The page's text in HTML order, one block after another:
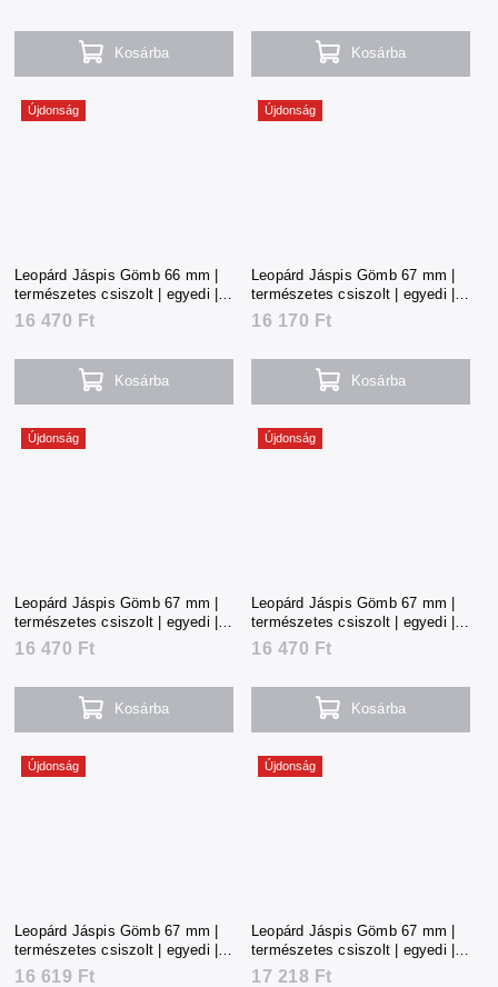
Kosárba Kosárba
Újdonság
Leopárd Jáspis Gömb 66 mm |
természetes csiszolt | egyedi |
365 g | Mexikó
16 470 Ft
Kosárba
Újdonság
Leopárd Jáspis Gömb 67 mm |
természetes csiszolt | egyedi |
358 g | Mexikó
16 170 Ft
Kosárba
Újdonság
Leopárd Jáspis Gömb 67 mm |
természetes csiszolt | egyedi |
366 g | Mexikó
16 470 Ft
Kosárba
Újdonság
Leopárd Jáspis Gömb 67 mm |
természetes csiszolt | egyedi |
366 g | Mexikó
16 470 Ft
Kosárba
Újdonság
Leopárd Jáspis Gömb 67 mm |
természetes csiszolt | egyedi |
370 g | Mexikó
16 619 Ft
Újdonság
Leopárd Jáspis Gömb 67 mm |
természetes csiszolt | egyedi |
381 g | Mexikó
17 218 Ft